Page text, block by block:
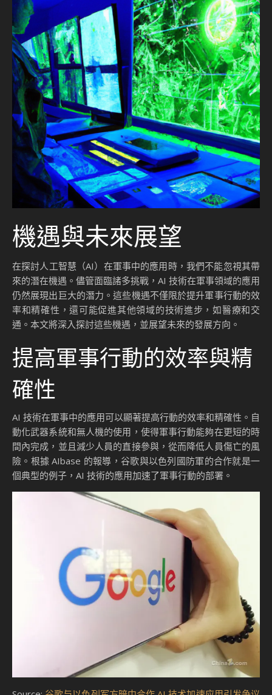
機遇與未來展望
在探討人工智慧（AI）在軍事中的應用時，我們不能忽視其帶
來的潛在機遇。儘管面臨諸多挑戰，AI 技術在軍事領域的應用
仍然展現出巨大的潛力。這些機遇不僅限於提升軍事行動的效
率和精確性，還可能促進其他領域的技術進步，如醫療和交
通。本文將深入探討這些機遇，並展望未來的發展方向。
提高軍事行動的效率與精
確性
AI 技術在軍事中的應用可以顯著提高行動的效率和精確性。自
動化武器系統和無人機的使用，使得軍事行動能夠在更短的時
間內完成，並且減少人員的直接參與，從而降低人員傷亡的風
險。根據 AIbase 的報導，谷歌與以色列國防軍的合作就是一
個典型的例子，AI 技術的應用加速了軍事行動的部署。